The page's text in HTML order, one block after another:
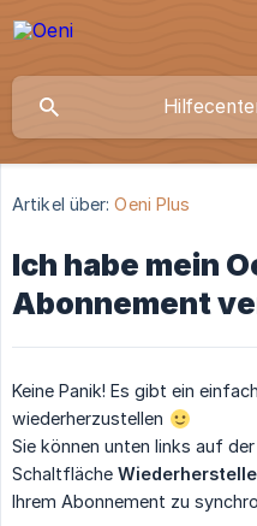
Artikel über: Oeni Plus
Ich habe mein
Abonnement
Keine Panik! Es gibt ein
wiederherzustellen
Sie können unten links auf
Schaltfläche
Ihrem Abonnement zu